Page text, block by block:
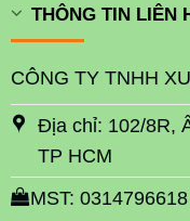
THÔNG TIN LIÊN
CÔNG TY TNHH
Địa chỉ: 102/8R,
TP HCM
MST: 0314796618